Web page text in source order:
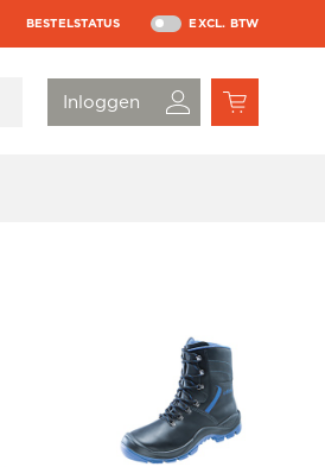
BESTELSTATUS EXCL. BTW